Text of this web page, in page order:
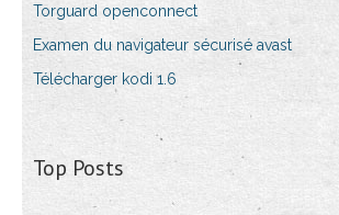
Torguard openconnect
Examen du navigateur sécurisé avast
Télécharger kodi 1.6
Top Posts